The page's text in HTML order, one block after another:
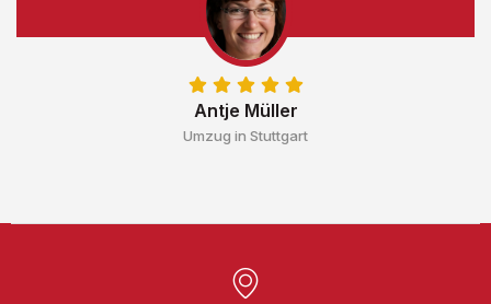
Antje Müller
Umzug in Stuttgart